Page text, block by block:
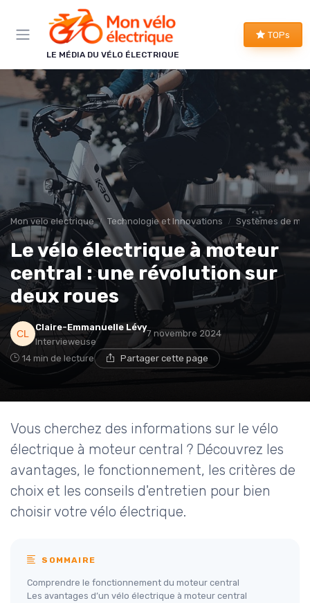
LE MÉDIA DU VÉLO ÉLECTRIQUE
TOPs
Mon velo electrique Technologie et Innovations Systèmes de
Le vélo électrique à moteur
central : une révolution sur
deux roues
Claire-Emmanuelle Lévy
Intervieweuse
7 novembre 2024
14 min de lecture Partager cette page
Vous cherchez des informations sur le vélo
électrique à moteur central ? Découvrez les
avantages, le fonctionnement, les critères de
choix et les conseils d'entretien pour bien
choisir votre vélo électrique.
SOMMAIRE
Comprendre le fonctionnement du moteur central
Les avantages d’un vélo électrique à moteur central
Panneau de gestion des cookies